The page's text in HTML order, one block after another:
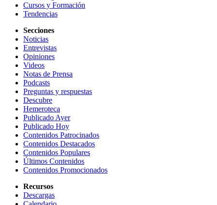
Cursos y Formación
Tendencias
Secciones
Noticias
Entrevistas
Opiniones
Videos
Notas de Prensa
Podcasts
Preguntas y respuestas
Descubre
Hemeroteca
Publicado Ayer
Publicado Hoy
Contenidos Patrocinados
Contenidos Destacados
Contenidos Populares
Últimos Contenidos
Contenidos Promocionados
Recursos
Descargas